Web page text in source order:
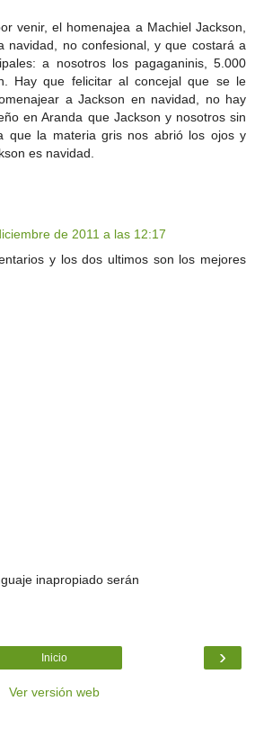
venir, el homenajea a Machiel Jackson,
navidad, no confesional, y que costará a
a nosotros los pagaganinis, 5.000
Hay que felicitar al concejal que se le
a Jackson en navidad, no hay
en Aranda que Jackson y nosotros sin
que la materia gris nos abrió los ojos y
es navidad.
de 2011 a las 12:17
y los dos ultimos son los mejores
inapropiado serán
›
Inicio
Ver versión web